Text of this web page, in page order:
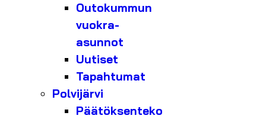
Outokummun
vuokra-
asunnot
Uutiset
Tapahtumat
Polvijärvi
Päätöksenteko